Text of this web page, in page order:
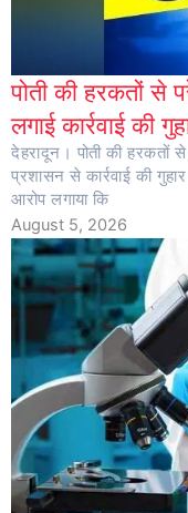
पोती की हरकतों से
लगाई कार्रवाई की
देहरादून। पोती की हरकतों
प्रशासन से कार्रवाई की
आरोप लगाया कि
August 5, 2026